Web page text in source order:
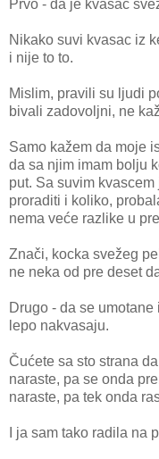
Prvo - da je kvasac
Nikako suvi kvasac iz
i nije to to.
Mislim, pravili su ljudi
bivali zadovoljni, ne
Samo kažem da moje
da sa njim imam bolju
put. Sa suvim
proraditi i koliko,
nema veće razlike u
Znači, kocka svežeg
ne neka od pre deset
Drugo - da se
lepo nakvasaju.
Čućete sa sto strana
naraste, pa se onda
naraste, pa tek onda
I ja sam tako radila na